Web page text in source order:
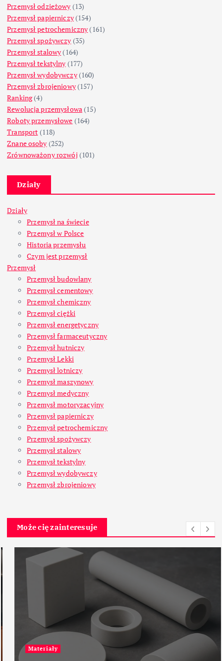
Przemysł odzieżowy (13)
Przemysł papierniczy(154)
Przemysł petrochemiczny (161)
Przemysł spożywczy (35)
Przemysł stalowy (164)
Przemysł tekstylny (177)
Przemysł wydobywczy(160)
Przemysł zbrojeniowy(157)
Ranking(4)
Rewolucja przemysłowa (15)
Roboty przemysłowe (164)
Transport (118)
Znane osoby (252)
Zrównoważony rozwój (101)
Działy
Działy
Przemysł na świecie
Przemysł w Polsce
Historia przemysłu
Czym jest przemysł
Przemysł
Przemysł budowlany
Przemysł cementowy
Przemysł chemiczny
Przemysł ciężki
Przemysł energetyczny
Przemysł farmaceutyczny
Przemysł hutniczy
Przemysł Lekki
Przemysł lotniczy
Przemysł maszynowy
Przemysł medyczny
Przemysł motoryzacyjny
Przemysł papierniczy
Przemysł petrochemiczny
Przemysł spożywczy
Przemysł stalowy
Przemysł tekstylny
Przemysł wydobywczy
Przemysł zbrojeniowy
Może cię zainteresuje
Materiały